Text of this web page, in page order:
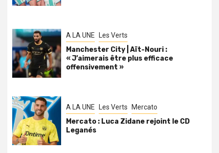
A LA UNE Les Verts
Manchester City | Aït-Nouri :
« J’aimerais être plus efficace
offensivement »
A LA UNE Les Verts Mercato
Mercato : Luca Zidane rejoint le CD
Leganés